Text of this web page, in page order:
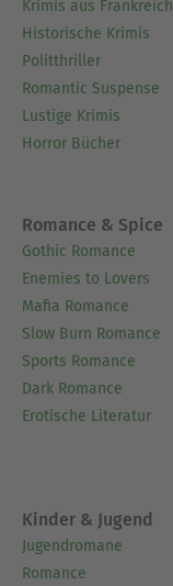
Krimis aus Frankreich
Historische Krimis
Politthriller
Romantic Suspense
Lustige Krimis
Horror Bücher
Romance & Spice
Gothic Romance
Enemies to Lovers
Mafia Romance
Slow Burn Romance
Sports Romance
Dark Romance
Erotische Literatur
Kinder & Jugend
Jugendromane
Romance